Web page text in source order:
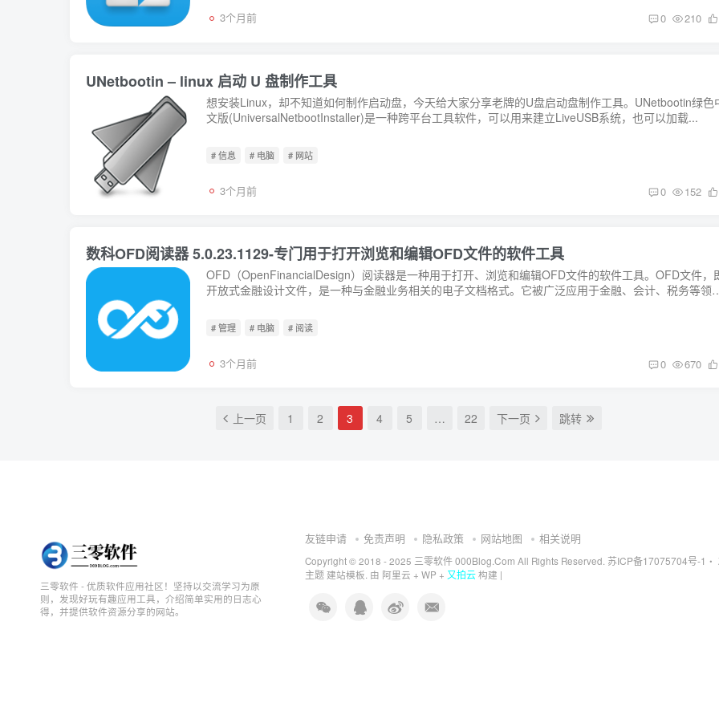
3个月前 0 210
UNetbootin – linux 启动 U 盘制作工具
想安装Linux，却不知道如何制作启动盘，今天给大家分享老牌的U盘启动盘制作工具。UNetbootin绿色
文版(UniversalNetbootInstaller)是一种跨平台工具软件，可以用来建立LiveUSB系统，也可以加载...
# 信息 # 电脑 # 网站
3个月前 0 152
数科OFD阅读器 5.0.23.1129-专门用于打开浏览和编辑OFD文件的软件工具
OFD（OpenFinancialDesign）阅读器是一种用于打开、浏览和编辑OFD文件的软件工具。OFD文件，
开放式金融设计文件，是一种与金融业务相关的电子文档格式。它被广泛应用于金融、会计、税务等领
# 管理 # 电脑 # 阅读
3个月前 0 670
上一页 1 2 3 4 5 … 22 下一页 跳转
三零软件 - 优质软件应用社区！坚持以交流学习为原
则，发现好玩有趣应用工具，介绍简单实用的日志心
得，并提供软件资源分享的网站。
友链申请 免责声明 隐私政策 网站地图 相关说明
Copyright © 2018 - 2025 三零软件 000Blog.Com All Rights Reserved. 苏ICP备17075704号-1 ・
主题 建站模板. 由 阿里云 + WP + 又拍云构建 |